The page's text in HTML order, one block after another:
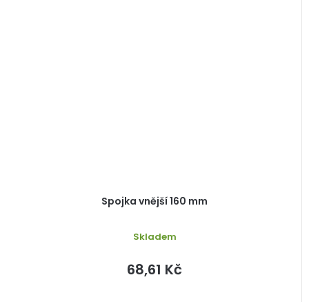
Spojka vnější 160 mm
Skladem
68,61 Kč